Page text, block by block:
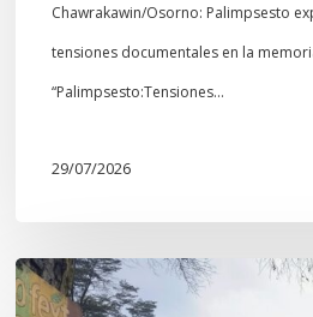
Chawrakawin/Osorno: Palimpsesto
tensiones documentales en la
“Palimpsesto:Tensiones…
29/07/2026
En